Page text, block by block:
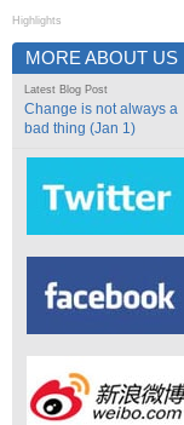
Highlights
MORE ABOUT US
Latest Blog Post
Change is not always a
bad thing (Jan 1)